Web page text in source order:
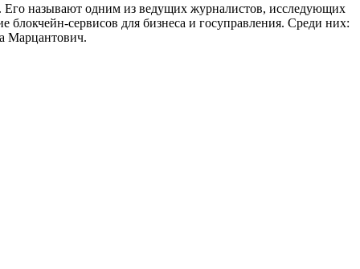
Его называют одним из ведущих журналистов, исследующих
сервисов для бизнеса и госуправления. Среди них:
Марцантович.